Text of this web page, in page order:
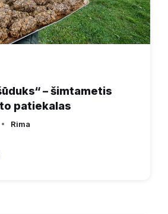
– šimtametis
patiekalas
Rima